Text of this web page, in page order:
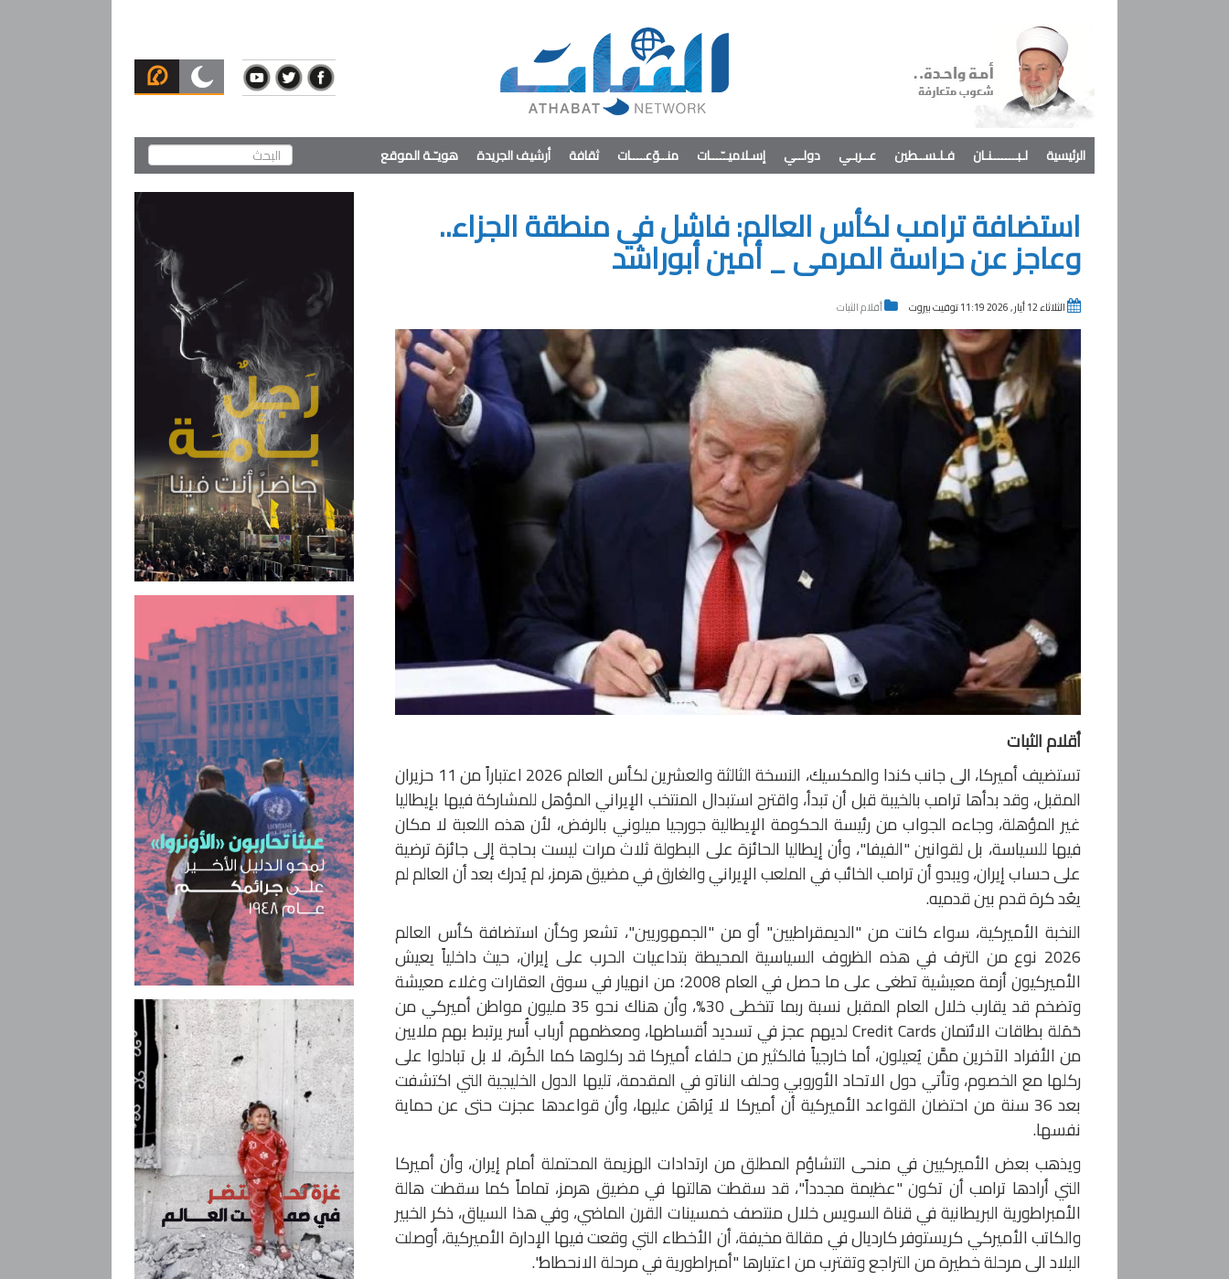
الرئيسية لـبـــــــنـان فـلـســطين عــربـي دولــي إسـلاميــّـــات منــوّعــــات ثقافة أرشيف الجريدة هويـّـة الموقع
استضافة ترامب لكأس العالم: فاشل في منطقة الجزاء..
وعاجز عن حراسة المرمى _ أمين أبوراشد
الثلاثاء 12 أيار , 2026 11:19 توقيت بيروت أقلام الثبات
أقلام الثبات
تستضيف أميركا، الى جانب كندا والمكسيك، النسخة الثالثة والعشرين لكأس العالم 2026 اعتباراً من 11 حزيران
المقبل، وقد بدأها ترامب بالخيبة قبل أن تبدأ، واقترح استبدال المنتخب الإيراني المؤهل للمشاركة فيها بإيطاليا
غير المؤهلة، وجاءه الجواب من رئيسة الحكومة الإيطالية جورجيا ميلوني بالرفض، لأن هذه اللعبة لا مكان
فيها للسياسة، بل لقوانين "الفيفا"، وأن إيطاليا الحائزة على البطولة ثلاث مرات ليست بحاجة إلى جائزة ترضية
على حساب إيران، ويبدو أن ترامب الخائب في الملعب الإيراني والغارق في مضيق هرمز، لم يُدرك بعد أن العالم لم
يعُد كرة قدم بين قدميه.
النخبة الأميركية، سواء كانت من "الديمقراطيين" أو من "الجمهوريين"، تشعر وكأن استضافة كأس العالم
2026 نوع من الترف في هذه الظروف السياسية المحيطة بتداعيات الحرب على إيران، حيث داخلياً يعيش
الأميركيون أزمة معيشية تطغى على ما حصل في العام 2008؛ من انهيار في سوق العقارات وغلاء معيشة
وتضخم قد يقارب خلال العام المقبل نسبة ربما تتخطى 30%، وأن هناك نحو 35 مليون مواطن أميركي من
حَمَلة بطاقات الائتمان Credit Cards لديهم عجز في تسديد أقساطها، ومعظمهم أرباب أُسر يرتبط بهم ملايين
من الأفراد الآخرين ممَّن يُعيلون، أما خارجياً فالكثير من حلفاء أميركا قد ركلوها كما الكُرة، لا بل تبادلوا على
ركلها مع الخصوم، وتأتي دول الاتحاد الأوروبي وحلف الناتو في المقدمة، تليها الدول الخليجية التي اكتشفت
بعد 36 سنة من احتضان القواعد الأميركية أن أميركا لا يُراهَن عليها، وأن قواعدها عجزت حتى عن حماية
نفسها.
ويذهب بعض الأميركيين في منحى التشاؤم المطلق من ارتدادات الهزيمة المحتملة أمام إيران، وأن أميركا
التي أرادها ترامب أن تكون "عظيمة مجدداً"، قد سقطت هالتها في مضيق هرمز، تماماً كما سقطت هالة
الأمبراطورية البريطانية في قناة السويس خلال منتصف خمسينات القرن الماضي، وفي هذا السياق، ذكر الخبير
والكاتب الأميركي كريستوفر كارديال في مقالة مخيفة، أن الأخطاء التي وقعت فيها الإدارة الأميركية، أوصلت
البلاد الى مرحلة خطيرة من التراجع وتقترب من اعتبارها "أمبراطورية في مرحلة الانحطاط".